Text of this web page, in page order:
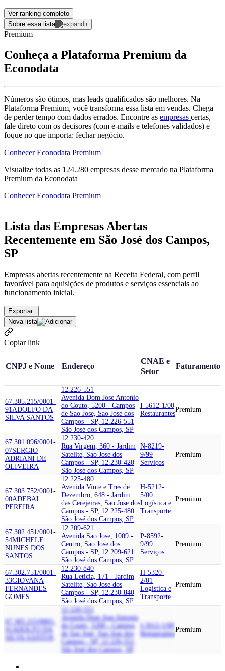
Ver ranking completo
Sobre essa lista
Premium
Conheça a Plataforma Premium da
Econodata
Números são ótimos, mas leads qualificados são melhores. Na
Plataforma Premium, você transforma essa lista em vendas. Chega
de perder tempo com dados errados. Encontre as empresas certas,
fale direto com os decisores (com e-mails e telefones validados) e
foque no que importa: fechar negócio.
Conhecer Econodata Premium
Visualize todas as 124.280 empresas desse mercado na Plataforma
Premium da Econodata
Conhecer Econodata Premium
Lista das Empresas Abertas
Recentemente em São José dos Campos,
SP
Empresas abertas recentemente na Receita Federal, com perfil
favorável para aquisições de produtos e serviços essenciais ao
funcionamento inicial.
Exportar
Nova lista
Copiar link
CNPJ e Nome Endereço
CNAE e
Setor
Faturamento
67.305.215/0001-
91ADOLFO DA
SILVA SANTOS
12.226-551
Avenida Dom Jose Antonio
do Couto, 5200 - Campos
de Sao Jose, Sao Jose dos
Campos - SP, 12.226-551
São José dos Campos, SP
I-5612-1/00
Restaurantes
Premium
67.301.096/0001-
07SERGIO
ADRIANI DE
OLIVEIRA
12.230-420
Rua Virgem, 360 - Jardim
Satelite, Sao Jose dos
Campos - SP, 12.230-420
São José dos Campos, SP
N-8219-
9/99
Serviços
Premium
67.303.752/0001-
00ADEBAL
PEREIRA
12.225-480
Avenida Vinte e Tres de
Dezembro, 648 - Jardim
das Cerejeiras, Sao Jose dos
Campos - SP, 12.225-480
São José dos Campos, SP
H-5212-
5/00
Logística e
Transporte
Premium
67.302.451/0001-
54MICHELE
NUNES DOS
SANTOS
12.209-621
Avenida Sao Jose, 1009 -
Centro, Sao Jose dos
Campos - SP, 12.209-621
São José dos Campos, SP
P-8592-
9/99
Serviços
Premium
67.302.751/0001-
33GIOVANA
FERNANDES
GOMES
12.230-840
Rua Leticia, 171 - Jardim
Satelite, Sao Jose dos
Campos - SP, 12.230-840
São José dos Campos, SP
H-5320-
2/01
Logística e
Transporte
Premium
67.305.215/0001-
91ADOLFO DA
SILVA SANTOS
12.226-551
Avenida Dom Jose Antonio
do Couto, 5200 - Campos
de Sao Jose, Sao Jose dos
Campos - SP, 12.226-551
São José dos Campos, SP
I-5612-1/00
Restaurantes
Premium